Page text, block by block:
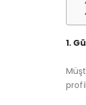
1.